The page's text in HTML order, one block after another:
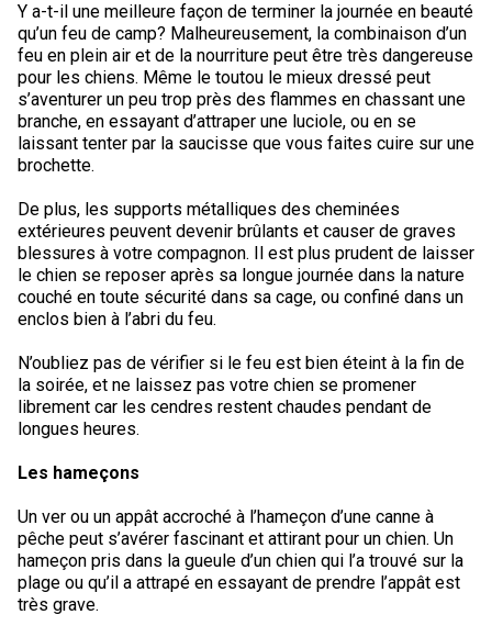
Y a-t-il une meilleure façon de terminer la journée en beauté
qu’un feu de camp? Malheureusement, la combinaison d’un
feu en plein air et de la nourriture peut être très dangereuse
pour les chiens. Même le toutou le mieux dressé peut
s’aventurer un peu trop près des flammes en chassant une
branche, en essayant d’attraper une luciole, ou en se
laissant tenter par la saucisse que vous faites cuire sur une
brochette.
De plus, les supports métalliques des cheminées
extérieures peuvent devenir brûlants et causer de graves
blessures à votre compagnon. Il est plus prudent de laisser
le chien se reposer après sa longue journée dans la nature
couché en toute sécurité dans sa cage, ou confiné dans un
enclos bien à l’abri du feu.
N’oubliez pas de vérifier si le feu est bien éteint à la fin de
la soirée, et ne laissez pas votre chien se promener
librement car les cendres restent chaudes pendant de
longues heures.
Les hameçons
Un ver ou un appât accroché à l’hameçon d’une canne à
pêche peut s’avérer fascinant et attirant pour un chien. Un
hameçon pris dans la gueule d’un chien qui l’a trouvé sur la
plage ou qu’il a attrapé en essayant de prendre l’appât est
très grave.